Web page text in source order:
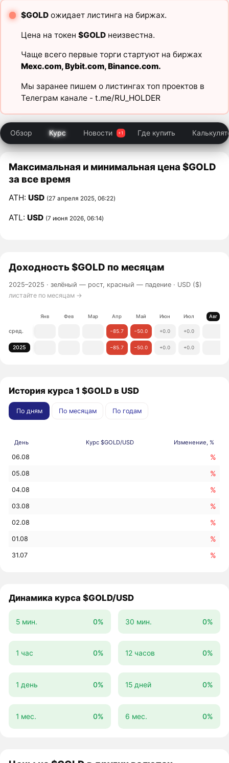
$GOLDожидает листинга на биржах.
Цена на токен $GOLDнеизвестна.
Чаще всего первые торги стартуют на биржах
Mexc.com,Bybit.com,Binance.com.
Мы заранее пишем о листингах топ проектов в
Телеграм канале - t.me/RU_HOLDER
Обзор Курс Новости Где купить
Максимальная и минимальная цена $GOLD
за все время
ATH:USD (27 апреля 2025, 06:22)
ATL:USD (7 июня 2026, 06:14)
Доходность$GOLD по месяцам
2025–2025 ·зелёный — рост, красный — падение · USD ($)
листайте по месяцам →
Янв Фев Мар Апр Май Июн Июл Авг
сред. −85.7 −50.0 +0.0 +0.0
2025 −85.7 −50.0 +0.0 +0.0
История курса 1 $GOLD в USD
По дням По месяцам По годам
День Курс $GOLD/USD Изменение, %
06.08 %
05.08 %
04.08 %
03.08 %
02.08 %
01.08 %
31.07 %
Динамика курса $GOLD/USD
5 мин. 0% 30 мин. 0%
1 час 0% 12 часов 0%
1 день 0% 15 дней 0%
1 мес. 0% 6 мес. 0%